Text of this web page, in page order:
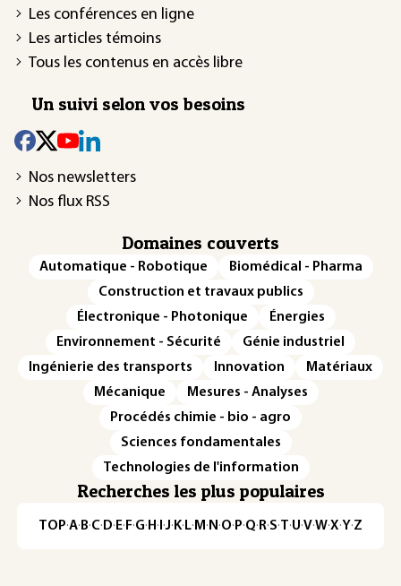
Les conférences en ligne
Les articles témoins
Tous les contenus en accès libre
Un suivi selon vos besoins
Nos newsletters
Nos flux RSS
Domaines couverts
Automatique - Robotique
Biomédical - Pharma
Construction et travaux publics
Électronique - Photonique
Énergies
Environnement - Sécurité
Génie industriel
Ingénierie des transports
Innovation
Matériaux
Mécanique
Mesures - Analyses
Procédés chimie - bio - agro
Sciences fondamentales
Technologies de l'information
Recherches les plus populaires
TOP·A·B·C· D· E· F·G· H · ·J· K· L· M · N ·O· P·Q· R·S·T·U·V·W·X·Y·Z